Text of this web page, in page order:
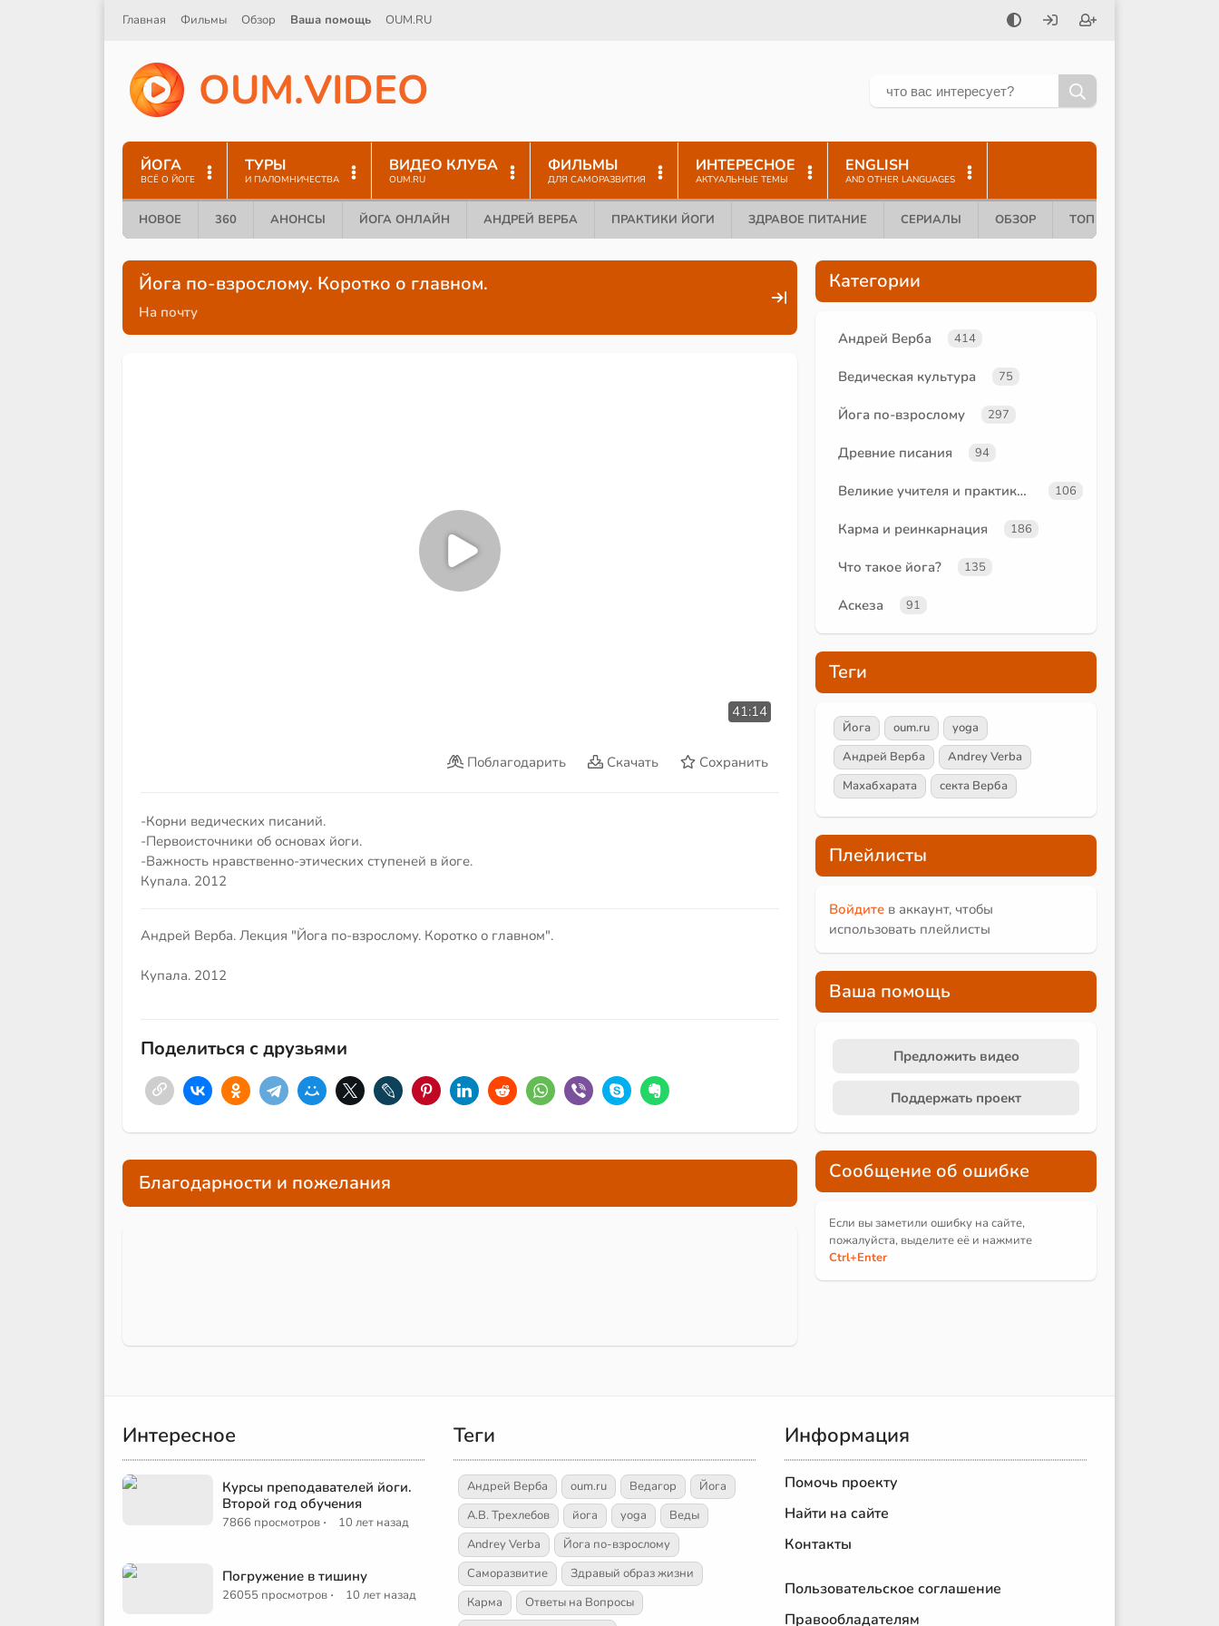
Главная Фильмы Обзор Ваша помощь OUM.RU
OUM.VIDEO
ЙОГА
ВСЁ О ЙОГЕ
ТУРЫ
И ПАЛОМНИЧЕСТВА
ВИДЕО КЛУБА
OUM.RU
ФИЛЬМЫ
ДЛЯ САМОРАЗВИТИЯ
ИНТЕРЕСНОЕ
АКТУАЛЬНЫЕ ТЕМЫ
ENGLISH
AND OTHER LANGUAGES
НОВОЕ 360 АНОНСЫ ЙОГА ОНЛАЙН АНДРЕЙ ВЕРБА ПРАКТИКИ ЙОГИ ЗДРАВОЕ ПИТАНИЕ СЕРИАЛЫ ОБЗОР ТОП 10
Йога по-взрослому. Коротко о главном.
На почту
41:14
Поблагодарить Скачать Сохранить
-Корни ведических писаний.
-Первоисточники об основах йоги.
-Важность нравственно-этических ступеней в йоге.
Купала. 2012
Андрей Верба. Лекция "Йога по-взрослому. Коротко о главном".
Купала. 2012
Поделиться с друзьями
Благодарности и пожелания
Категории
Андрей Верба 414
Ведическая культура 75
Йога по-взрослому 297
Древние писания 94
Великие учителя и практики йоги 106
Карма и реинкарнация 186
Что такое йога? 135
Аскеза 91
Теги
Йога oum.ru
yoga
Андрей Верба
Andrey Verba
Махабхарата
секта Верба
Плейлисты
Войдите в аккаунт, чтобы
использовать плейлисты
Ваша помощь
Предложить видео
Поддержать проект
Сообщение об ошибке
Если вы заметили ошибку на сайте,
пожалуйста, выделите её и нажмите
Ctrl+Enter
Интересное
Курсы преподавателей йоги.
Второй год обучения
7866 просмотров · 10 лет назад
Погружение в тишину
26055 просмотров · 10 лет назад
Теги
Андрей Верба oum.ru Ведагор
Йога
А.В. Трехлебов
йога yoga
Веды
Andrey Verba
Йога по-взрослому
Саморазвитие
Здравый образ жизни
Карма
Ответы на Вопросы
Информация
Помочь проекту
Найти на сайте
Контакты
Пользовательское соглашение
Правообладателям